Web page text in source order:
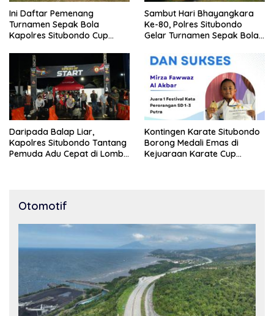
Ini Daftar Pemenang
Turnamen Sepak Bola
Kapolres Situbondo Cup
10 Tahun
Sambut Hari Bhayangkara
Ke-80, Polres Situbondo
Gelar Turnamen Sepak Bola
Daripada Balap Liar,
Kapolres Situbondo Tantang
Pemuda Adu Cepat di Lomba
Kontingen Karate Situbondo
Borong Medali Emas di
Kejuaraan Karate Cup
Otomotif